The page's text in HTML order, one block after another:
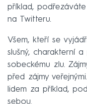
příklad,
na Twitteru.
Všem, kteří se
slušný, charakterní
sobeckému zlu.
před zájmy
lidem za příklad,
sebou.